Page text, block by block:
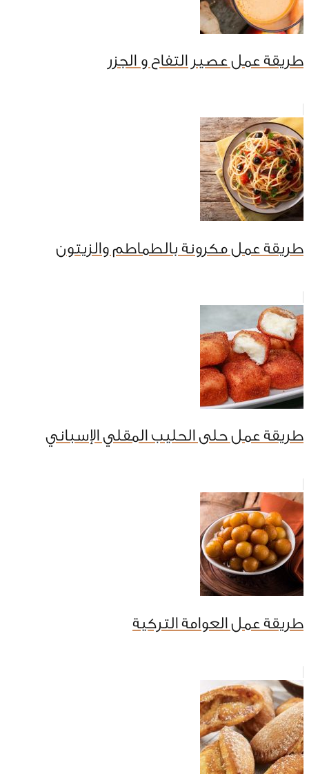
طريقة عمل عصير التفاح و الجزر
طريقة عمل مكرونة بالطماطم والزيتون
طريقة عمل حلى الحليب المقلي الإسباني
طريقة عمل العوامة التركية